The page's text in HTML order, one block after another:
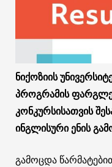
ნიქოზიის
პროგრამის
კონკურსისათვის
ინგლისური ენის
გამოცდა